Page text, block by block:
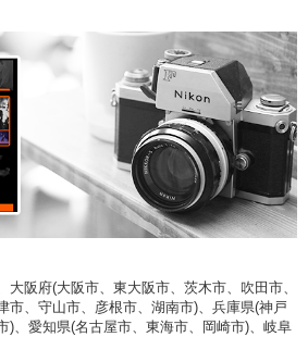
大阪府(大阪市、東大阪市、茨木市、吹田市、
市、守山市、彦根市、湖南市)、兵庫県(神戸
)、愛知県(名古屋市、東海市、岡崎市)、岐阜